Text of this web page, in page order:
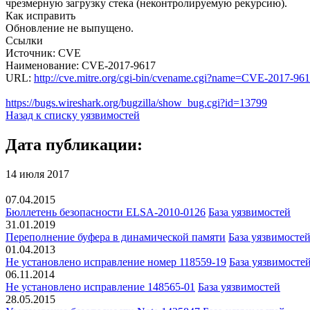
чрезмерную загрузку стека (неконтролируемую рекурсию).
Как исправить
Обновление не выпущено.
Ссылки
Источник: CVE
Наименование: CVE-2017-9617
URL: http://cve.mitre.org/cgi-bin/cvename.cgi?name=CVE-2017-
https://bugs.wireshark.org/bugzilla/show_bug.cgi?id=13799
Назад к списку уязвимостей
Дата публикации:
14 июля 2017
07.04.2015
Бюллетень безопасности ELSA-2010-0126 База уязвимостей
31.01.2019
Переполнение буфера в динамической памяти База уязвимостей
01.04.2013
Не установлено исправление номер 118559-19 База уязвимостей
06.11.2014
Не установлено исправление 148565-01 База уязвимостей
28.05.2015